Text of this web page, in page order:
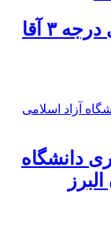
۳ آقا
دانشگاه